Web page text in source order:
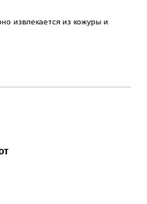
извлекается из кожуры и